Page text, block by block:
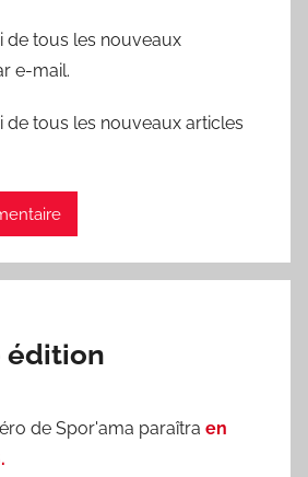
de tous les nouveaux
e-mail.
de tous les nouveaux articles
édition
de Spor'ama paraîtra en